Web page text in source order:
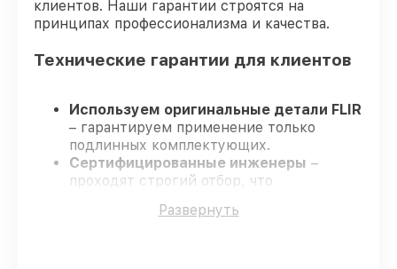
клиентов. Наши гарантии строятся на
принципах профессионализма и качества.
Технические гарантии для клиентов
Используем оригинальные детали FLIR
– гарантируем применение только
подлинных комплектующих.
Сертифицированные инженеры –
проходят строгий отбор, что
профессионализма.
Развернуть